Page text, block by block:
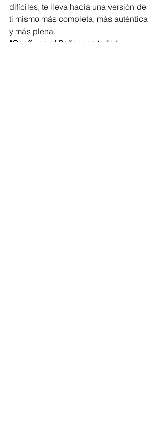
difíciles, te lleva hacia una versión de
ti mismo más completa, más auténtica
y más plena.
“Confía en el Señor con todo tu